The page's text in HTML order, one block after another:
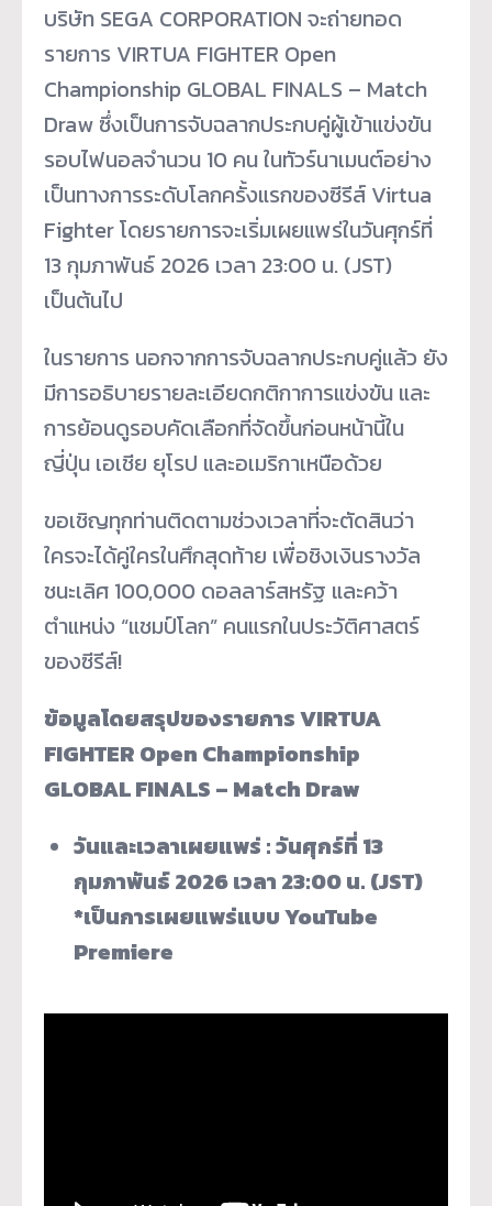
บริษัท SEGA CORPORATION จะถ่ายทอด
รายการ VIRTUA FIGHTER Open
Championship GLOBAL FINALS – Match
Draw ซึ่งเป็นการจับฉลากประกบคู่ผู้เข้าแข่งขัน
รอบไฟนอลจำนวน 10 คน ในทัวร์นาเมนต์อย่าง
เป็นทางการระดับโลกครั้งแรกของซีรีส์ Virtua
Fighter โดยรายการจะเริ่มเผยแพร่ในวันศุกร์ที่
13 กุมภาพันธ์ 2026 เวลา 23:00 น. (JST)
เป็นต้นไป
ในรายการ นอกจากการจับฉลากประกบคู่แล้ว ยัง
มีการอธิบายรายละเอียดกติกาการแข่งขัน และ
การย้อนดูรอบคัดเลือกที่จัดขึ้นก่อนหน้านี้ใน
ญี่ปุ่น เอเชีย ยุโรป และอเมริกาเหนือด้วย
ขอเชิญทุกท่านติดตามช่วงเวลาที่จะตัดสินว่า
ใครจะได้คู่ใครในศึกสุดท้าย เพื่อชิงเงินรางวัล
ชนะเลิศ 100,000 ดอลลาร์สหรัฐ และคว้า
ตำแหน่ง “แชมป์โลก” คนแรกในประวัติศาสตร์
ของซีรีส์!
ข้อมูลโดยสรุปของรายการ VIRTUA
FIGHTER Open Championship
GLOBAL FINALS – Match Draw
วันและเวลาเผยแพร่ : วันศุกร์ที่ 13
กุมภาพันธ์ 2026 เวลา 23:00 น. (JST)
*เป็นการเผยแพร่แบบ YouTube
Premiere